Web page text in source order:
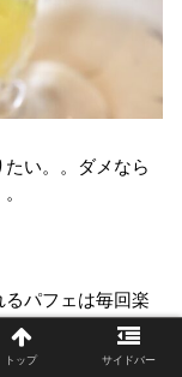
い。。ダメなら
パフェは毎回楽
トップ サイドバー